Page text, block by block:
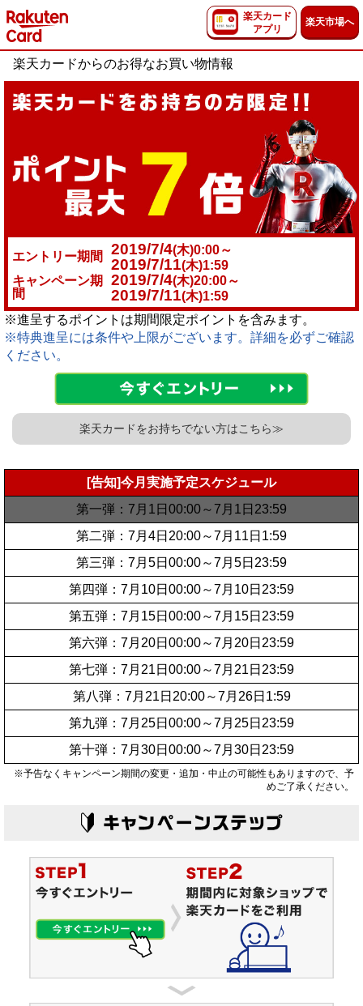
楽天カード
アプリ
楽天市場へ
楽天カードからのお得なお買い物情報
エントリー期間 2019/7/4(木)0:00～
2019/7/11(木)1:59
キャンペーン期
間
2019/7/4(木)20:00～
2019/7/11(木)1:59
※進呈するポイントは期間限定ポイントを含みます。
※特典進呈には条件や上限がございます。詳細を必ずご確認
ください。
楽天カードをお持ちでない方はこちら≫
[告知]今月実施予定スケジュール
第一弾：7月1日00:00～7月1日23:59
第二弾：7月4日20:00～7月11日1:59
第三弾：7月5日00:00～7月5日23:59
第四弾：7月10日00:00～7月10日23:59
第五弾：7月15日00:00～7月15日23:59
第六弾：7月20日00:00～7月20日23:59
第七弾：7月21日00:00～7月21日23:59
第八弾：7月21日20:00～7月26日1:59
第九弾：7月25日00:00～7月25日23:59
第十弾：7月30日00:00～7月30日23:59
※予告なくキャンペーン期間の変更・追加・中止の可能性もありますので、予
めご了承ください。